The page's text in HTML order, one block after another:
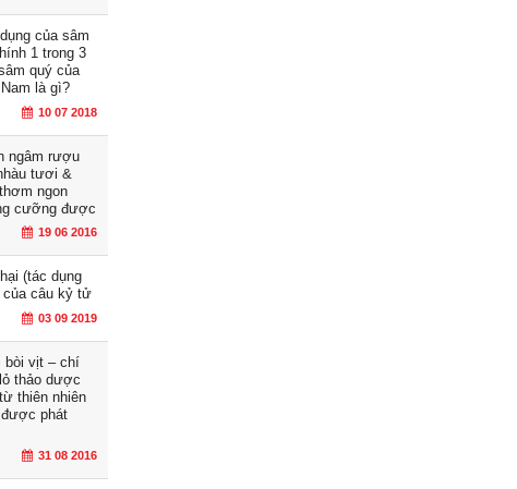
của sâm
1 trong 3
quý của
là gì?
10 07 2018
ngâm rượu
tươi &
ngon
cưỡng được
19 06 2016
(tác dụng
của câu kỷ tử
03 09 2019
bòi vịt – chí
thảo dược
thiên nhiên
phát
31 08 2016